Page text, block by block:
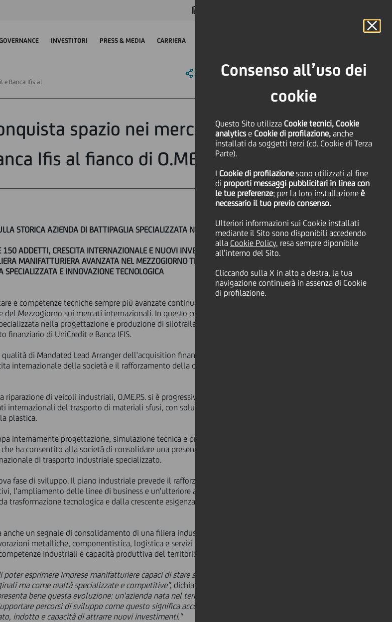
Consenso all’uso dei
cookie
Questo Sito utilizza Cookie tecnici, Cookie
analyticse Cookie di profilazione, anche
installati da soggetti terzi (cd. Cookie di Terza
Parte).
I Cookie di profilazione sono utilizzati al fine
di proporti messaggi pubblicitari in linea con
le tue preferenze; per la loro installazione è
necessario il tuo previo consenso.
Ulteriori informazioni sui Cookie installati
mediante il Sito sono disponibili accedendo
alla Cookie Policy, resa sempre diponibile
all’interno del Sito.
Cliccando sulla X in alto a destra, la tua
navigazione continuerà in assenza di Cookie
di profilazione.
INVESTITORI PRESS & MEDIA CARRIERA
e Banca Ifis al
SHARE PRINT SEND
spazio nei mercati globali:
Ifis al fianco di O.ME.P.S
STORICA AZIENDA DI BATTIPAGLIA SPECIALIZZATA NEI SILOTRAILER INDUSTRIALI
ADDETTI, CRESCITA INTERNAZIONALE E NUOVI INVESTIMENTI PRODUTTIVI A
MANIFATTURIERA AVANZATA NEL MEZZOGIORNO TRA LOGISTICA INDUSTRIALE,
SPECIALIZZATA E INNOVAZIONE TECNOLOGICA
e competenze tecniche sempre più avanzate continuano a rafforzare il
Mezzogiorno sui mercati internazionali. In questo contesto si inserisce
nella progettazione e produzione di silotrailer in alluminio per il trasporto
finanziario di UniCredit e Banca IFIS.
di Mandated Lead Arranger dell'acquisition financing, affiancando un
internazionale della società e il rafforzamento della capacità produttiva dello
di veicoli industriali, O.ME.P.S. si è progressivamente trasformata in una
internazionali del trasporto di materiali sfusi, con soluzioni destinate alle filiere del
plastica.
internamente progettazione, simulazione tecnica e produzione attraverso sistemi
ha consentito alla società di consolidare una presenza commerciale in numerosi
di trasporto industriale specializzato.
fase di sviluppo. Il piano industriale prevede il rafforzamento della struttura
l'ampliamento delle linee di business e un'ulteriore accelerazione sui mercati
trasformazione tecnologica e dalla crescente esigenza di flotte più efficienti,
un segnale di consolidamento di una filiera industriale ad alto contenuto
metalliche, componentistica, logistica e servizi avanzati. Una dinamica che
industriali e capacità produttiva del territorio.
esprimere imprese manifatturiere capaci di stare stabilmente nelle catene
ma come realtà specializzate e competitive", dichiara
bene questa evoluzione: un'azienda nata nel territorio e cresciuta investendo
percorsi di sviluppo come questo significa accompagnare la crescita di un
indotto e capacità di attrarre nuovi investimenti."